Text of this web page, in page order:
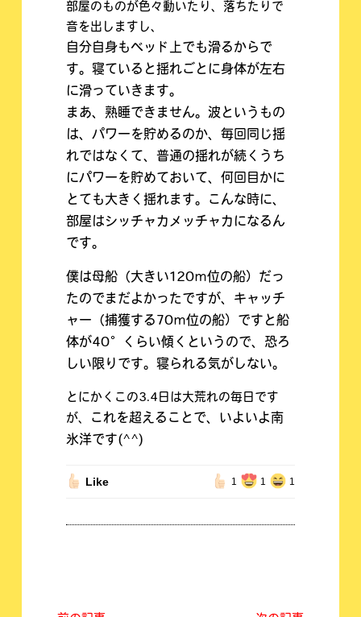
部屋のものが色々動いたり、落ちたりで
音を出しますし、
自分自身もベッド上でも滑るからで
す。寝ていると揺れごとに身体が左右
に滑っていきます。
まあ、熟睡できません。波というもの
は、パワーを貯めるのか、毎回同じ揺
れではなくて、普通の揺れが続くうち
にパワーを貯めておいて、何回目かに
とても大きく揺れます。こんな時に、
部屋はシッチャカメッチャカになるん
です。
僕は母船（大きい120ｍ位の船）だっ
たのでまだよかったですが、キャッチ
ャー（捕獲する70ｍ位の船）ですと船
体が40°くらい傾くというので、恐ろ
しい限りです。寝られる気がしない。
とにかくこの3.4日は大荒れの毎日です
が、
これを超えることで、いよいよ南
氷洋です(^^)
Like 1 1 1